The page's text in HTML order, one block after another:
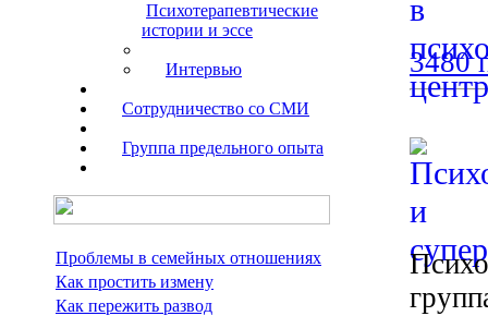
Психотерапевтические
истории и эссе
Интервью
Сотрудничество со СМИ
Группа предельного опыта
Проблемы в семейных отношениях
Как простить измену
Как пережить развод
3480